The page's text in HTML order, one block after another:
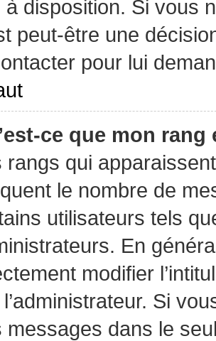
à disposition. Si vous
peut-être une
pour lui
ce que mon
rangs qui
le nombre de
utilisateurs tels
En
modifier
l’administrateur. Si
messages dans le